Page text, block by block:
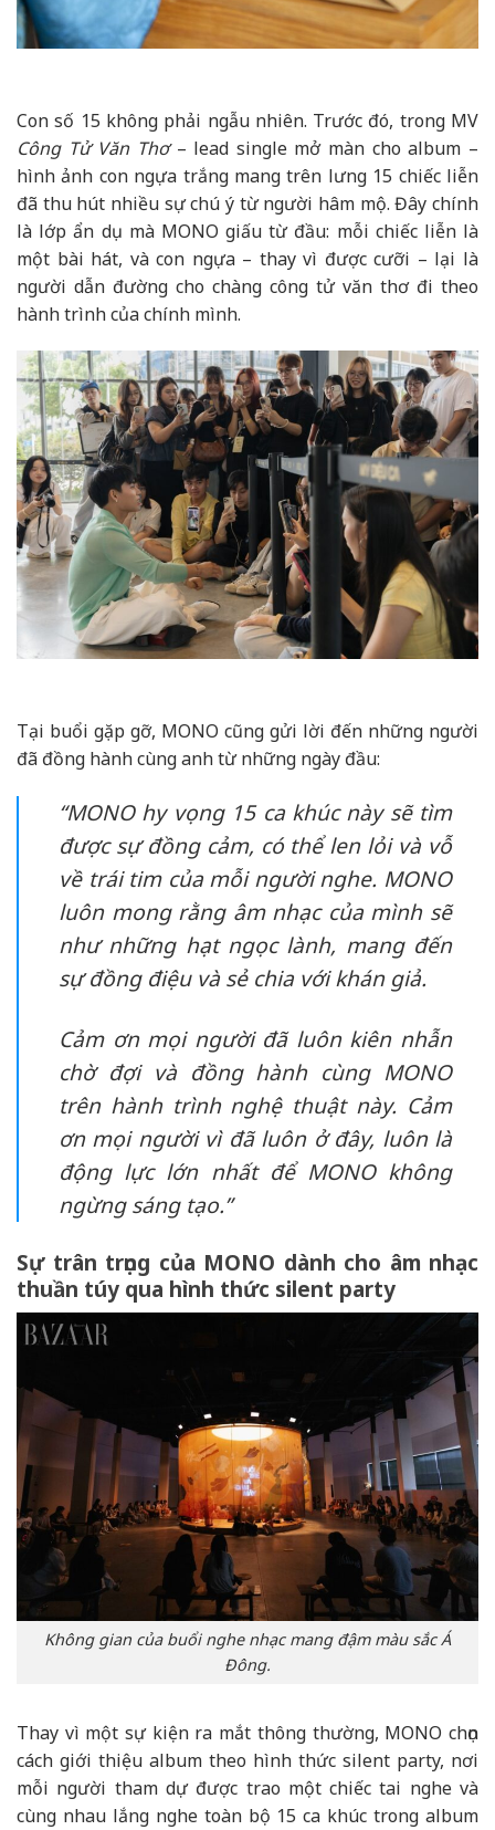
Con số 15 không phải ngẫu nhiên. Trước đó, trong MV
Công Tử Văn Thơ– lead single mở màn cho album –
hình ảnh con ngựa trắng mang trên lưng 15 chiếc liễn
đã thu hút nhiều sự chú ý từ người hâm mộ. Đây chính
là lớp ẩn dụ mà MONO giấu từ đầu: mỗi chiếc liễn là
một bài hát, và con ngựa – thay vì được cưỡi – lại là
người dẫn đường cho chàng công tử văn thơ đi theo
hành trình của chính mình.
Tại buổi gặp gỡ, MONO cũng gửi lời đến những người
đã đồng hành cùng anh từ những ngày đầu:
“MONO hy vọng 15 ca khúc này sẽ tìm
được sự đồng cảm, có thể len lỏi và vỗ
về trái tim của mỗi người nghe. MONO
luôn mong rằng âm nhạc của mình sẽ
như những hạt ngọc lành, mang đến
sự đồng điệu và sẻ chia với khán giả.
Cảm ơn mọi người đã luôn kiên nhẫn
chờ đợi và đồng hành cùng MONO
trên hành trình nghệ thuật này. Cảm
ơn mọi người vì đã luôn ở đây, luôn là
động lực lớn nhất để MONO không
ngừng sáng tạo.”
Sự trân trọng của MONO dành cho âm nhạc
thuần túy qua hình thức silent party
Không gian của buổi nghe nhạc mang đậm màu sắc Á
Đông.
Thay vì một sự kiện ra mắt thông thường, MONO chọn
cách giới thiệu album theo hình thức silent party, nơi
mỗi người tham dự được trao một chiếc tai nghe và
cùng nhau lắng nghe toàn bộ 15 ca khúc trong album